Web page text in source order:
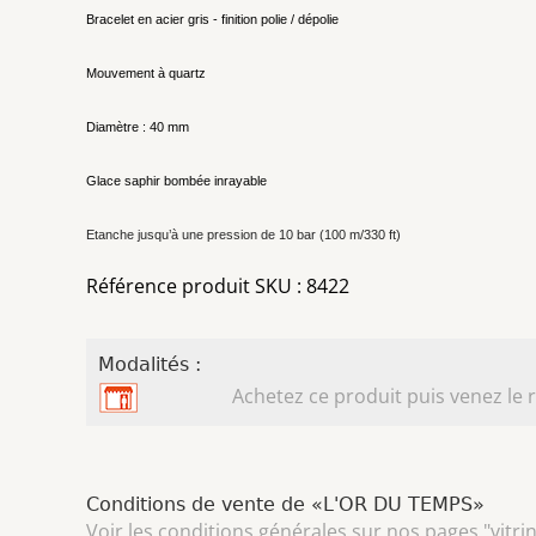
Bracelet en acier gris - finition polie / dépolie
Mouvement à quartz
Diamètre : 40 mm
Glace saphir bombée inrayable
Etanche jusqu’à une pression de 10 bar (100 m/330 ft)
Référence produit SKU : 8422
Modalités :
Achetez ce produit puis venez le
Conditions de vente de «L'OR DU TEMPS»